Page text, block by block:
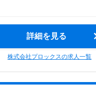
詳細を見る
株式会社プロックスの求人一覧